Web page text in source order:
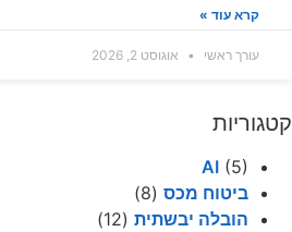
קרא עוד »
עורך ראשי אוגוסט 2, 2026
קטגוריות
AI (5)
ביטוח מכס (8)
הובלה יבשתית (12)